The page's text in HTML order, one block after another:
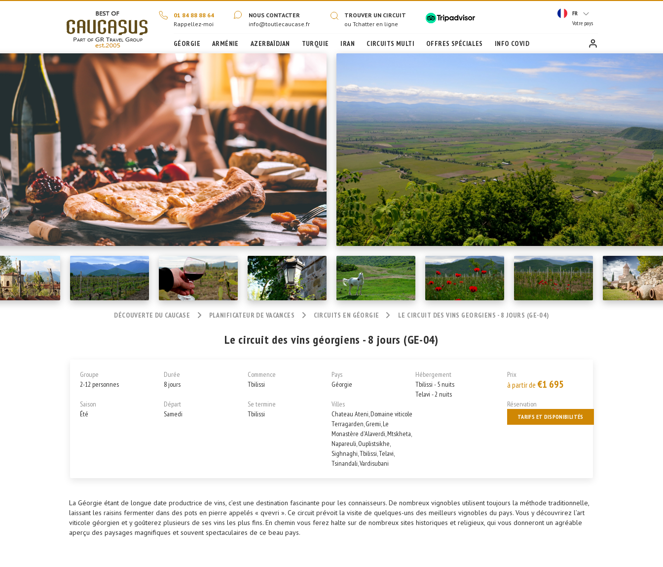
01 84 88 88 64
Rappellez-moi
NOUS CONTACTER
info@toutlecaucase.fr
TROUVER UN CIRCUIT
ou Tchatter en ligne
FR
Votre pays
GÉORGIE ARMÉNIE AZERBAÏDJAN TURQUIE IRAN CIRCUITS MULTI OFFRES SPÉCIALES INFO COVID
DÉCOUVERTE DU CAUCASE PLANIFICATEUR DE VACANCES CIRCUITS EN GÉORGIE LE CIRCUIT DES VINS GEORGIENS - 8 JOURS (GE-04)
Le circuit des vins géorgiens - 8 jours (GE-04)
Groupe
2-12 personnes
Saison
Été
Durée
8 jours
Départ
Samedi
Commence
Tbilissi
Se termine
Tbilissi
Pays
Géorgie
Villes
Chateau Ateni, Domaine viticole
Terragarden, Gremi, Le
Monastère d'Alaverdi, Mtskheta,
Napareuli, Ouplistsikhe,
Sighnaghi, Tbilissi, Telavi,
Tsinandali, Vardisubani
Hébergement
Tbilissi - 5 nuits
Telavi - 2 nuits
Prix
à partir de €1 695
Réservation
TARIFS ET DISPONIBILITÉS
La Géorgie étant de longue date productrice de vins, c’est une destination fascinante pour les connaisseurs. De nombreux vignobles utilisent toujours la méthode traditionnelle,
laissant les raisins fermenter dans des pots en pierre appelés « qvevri ». Ce circuit prévoit la visite de quelques-uns des meilleurs vignobles du pays. Vous y découvrirez l’art
viticole géorgien et y goûterez plusieurs de ses vins les plus fins. En chemin vous ferez halte sur de nombreux sites historiques et religieux, qui vous donneront un agréable
aperçu des paysages magnifiques et souvent spectaculaires de ce beau pays.